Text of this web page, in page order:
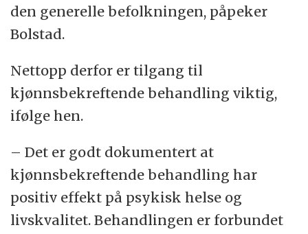
den generelle befolkningen, påpeker
Bolstad.
Nettopp derfor er tilgang til
kjønnsbekreftende behandling viktig,
ifølge hen.
– Det er godt dokumentert at
kjønnsbekreftende behandling har
positiv effekt på psykisk helse og
livskvalitet. Behandlingen er forbundet